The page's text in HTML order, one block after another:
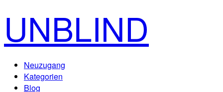
UNBLIND
Neuzugang
Kategorien
Blog